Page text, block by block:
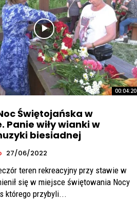
00:04:20
Świętojańska w
Panie wiły wianki w
biesiadnej
27/06/2022
teren rekreacyjny przy stawie w
się w miejsce świętowania Nocy
którego przybyli...